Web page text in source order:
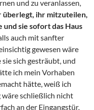
und zu veranlassen,
überlegt, ihr mitzuteilen,
und sie sofort das Haus
auch mit sanfter
gewesen wäre
sich gesträubt, und
ich mein Vorhaben
hätte, weiß ich
schließlich nicht
an der Eingangstür,